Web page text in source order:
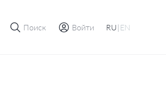
Поиск Войти RU| EN